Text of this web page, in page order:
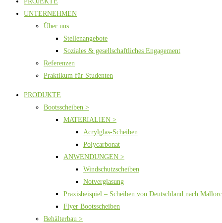
UNTERNEHMEN
Über uns
Stellenangebote
Soziales & gesellschaftliches Engagement
Referenzen
Praktikum für Studenten
PRODUKTE
Bootsscheiben >
MATERIALIEN >
Acrylglas-Scheiben
Polycarbonat
ANWENDUNGEN >
Windschutzscheiben
Notverglasung
Praxisbeispiel – Scheiben von Deutschland nach
Flyer Bootsscheiben
Behälterbau >